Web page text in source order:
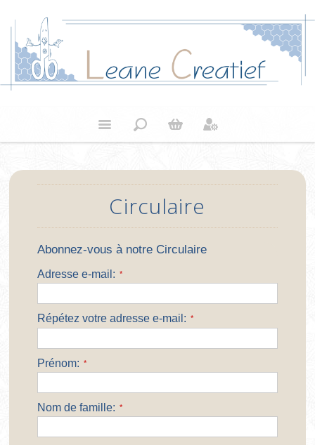
Circulaire
Abonnez-vous à notre Circulaire
Adresse e-mail: *
Répétez votre adresse e-mail: *
Prénom: *
Nom de famille: *